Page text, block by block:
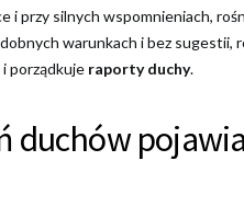
przy silnych wspomnieniach,
warunkach i bez sugestii,
porządkuje raporty duchy.
duchów